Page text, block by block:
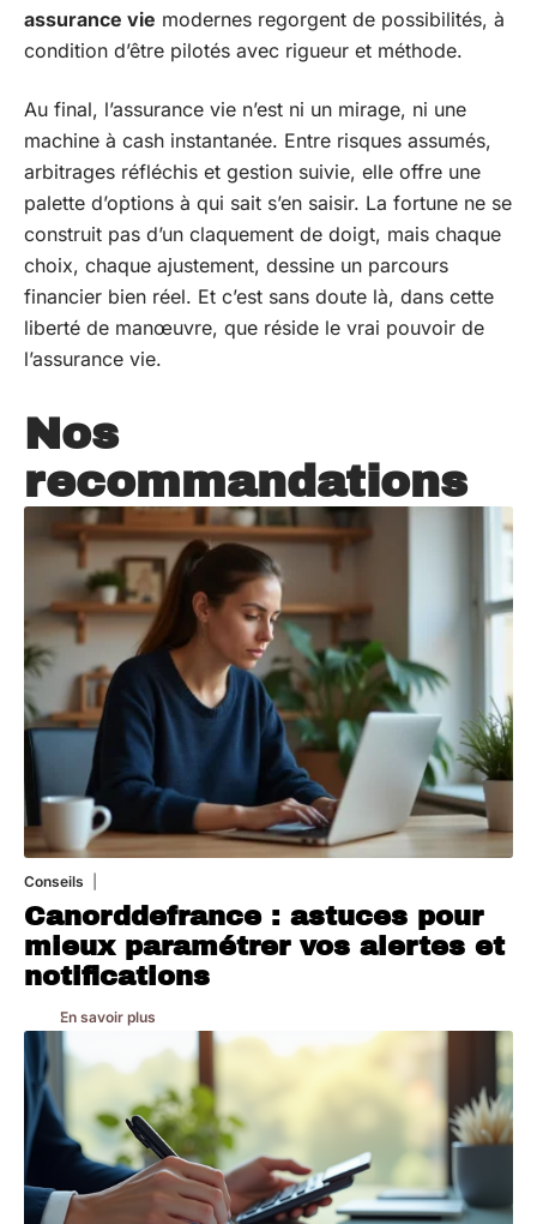
assurance vie modernes regorgent de possibilités, à
condition d’être pilotés avec rigueur et méthode.
Au final, l’assurance vie n’est ni un mirage, ni une
machine à cash instantanée. Entre risques assumés,
arbitrages réfléchis et gestion suivie, elle offre une
palette d’options à qui sait s’en saisir. La fortune ne se
construit pas d’un claquement de doigt, mais chaque
choix, chaque ajustement, dessine un parcours
financier bien réel. Et c’est sans doute là, dans cette
liberté de manœuvre, que réside le vrai pouvoir de
l’assurance vie.
Nos
recommandations
Conseils
Canorddefrance : astuces pour
mieux paramétrer vos alertes et
notifications
En savoir plus